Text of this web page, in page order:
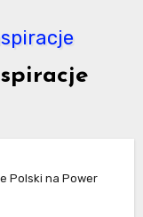
Polski na Power